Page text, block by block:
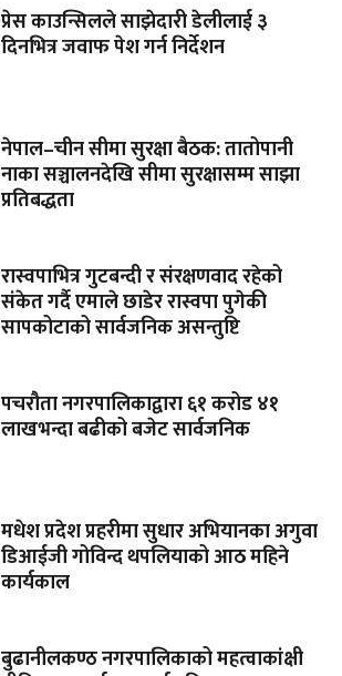
प्रेस काउन्सिलले साझेदारी डेलीलाई ३
दिनभित्र जवाफ पेश गर्न निर्देशन
नेपाल–चीन सीमा सुरक्षा बैठक: तातोपानी
नाका सञ्चालनदेखि सीमा सुरक्षासम्म साझा
प्रतिबद्धता
रास्वपाभित्र गुटबन्दी र संरक्षणवाद रहेको
संकेत गर्दै एमाले छाडेर रास्वपा पुगेकी
सापकोटाको सार्वजनिक असन्तुष्टि
पचरौता नगरपालिकाद्वारा ६१ करोड ४१
लाखभन्दा बढीको बजेट सार्वजनिक
मधेश प्रदेश प्रहरीमा सुधार अभियानका अगुवा
डिआईजी गोविन्द थपलियाको आठ महिने
कार्यकाल
बुढानीलकण्ठ नगरपालिकाको महत्वाकांक्षी